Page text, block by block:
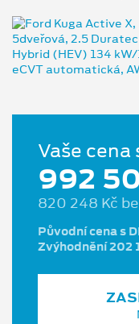
Vaše cena
992
820 248 Kč
Původní cena s
Zvýhodnění 202